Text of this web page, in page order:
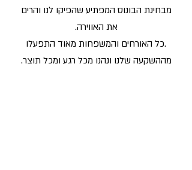
מבחינת הבונוס המפתיע שהפיקו לנו והרים
את האווירה.
.כל האורחים והמשפחות מאוד התפעלו
מההשקעה שלנו ונהנו מכל רגע ומכל תוצר.